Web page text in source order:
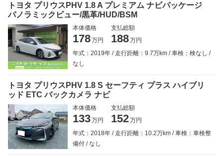
トヨタ プリウスPHV 1.8 A プレミアム ナビパッケージ
パノラミックビュー/黒革/HUD/BSM
本体価格
178万円
支払総額
188万円
年式：2019年
走行距離：9.7万km
車検：検なし
なし
トヨタ プリウスPHV 1.8 S セーフティ プラス ハイブリ
ッド ETC バックカメラ ナビ
本体価格
133万円
支払総額
152万円
年式：2018年
走行距離：10.2万km
車検：車検整
備付
なし